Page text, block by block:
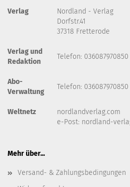
Verlag
Nordland - Verlag
Dorfstr.41
37318 Fretterode
Verlag und
Redaktion
Telefon: 036087970850
Abo-
Verwaltung
Telefon: 036087970850
Weltnetz
nordlandverlag.com
e-Post: nordland-
Mehr über...
Versand- & Zahlungsbedingungen